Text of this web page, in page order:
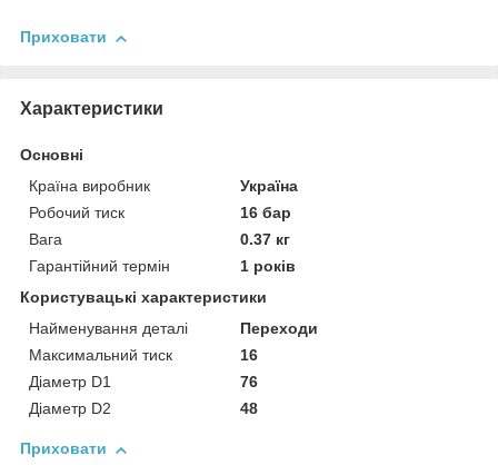
Приховати
Характеристики
Основні
Країна виробник
Україна
Робочий тиск
16 бар
Вага
0.37 кг
Гарантійний термін
1 років
Користувацькi характеристики
Найменування деталі
Переходи
Максимальний тиск
16
Діаметр D1
76
Діаметр D2
48
Приховати